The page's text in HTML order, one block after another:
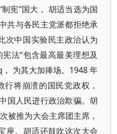
宪”国大， 胡适当选为国
共与各民主党派都拒绝承
次中国实验民主政治认为
法“包含最高最美理想及
为其大加捧场。1948 年
将崩溃的国民党政权，
国人民进行政治欺骗。胡
被推为大会主席团主席，
座。胡适还鼓吹这次大会